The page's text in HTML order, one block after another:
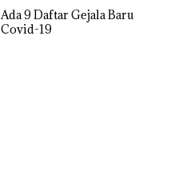
Ada 9 Daftar Gejala Baru
Covid-19